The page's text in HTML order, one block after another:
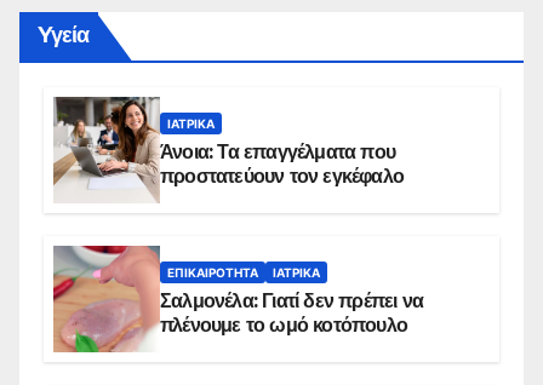
Yγεία
ΙΑΤΡΙΚΆ
Άνοια: Τα επαγγέλματα που
προστατεύουν τον εγκέφαλο
ΕΠΙΚΑΙΡΌΤΗΤΑ ΙΑΤΡΙΚΆ
Σαλμονέλα: Γιατί δεν πρέπει να
πλένουμε το ωμό κοτόπουλο